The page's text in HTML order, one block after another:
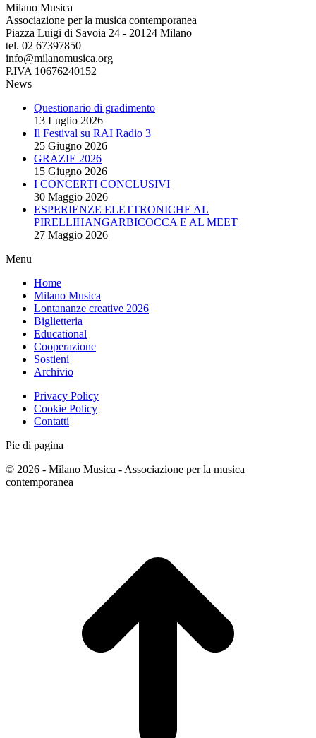
Milano Musica
Associazione per la musica contemporanea
Piazza Luigi di Savoia 24 - 20124 Milano
tel. 02 67397850
info@milanomusica.org
P.IVA 10676240152
News
Questionario di gradimento
13 Luglio 2026
Il Festival su RAI Radio 3
25 Giugno 2026
GRAZIE 2026
15 Giugno 2026
I CONCERTI CONCLUSIVI
30 Maggio 2026
ESPERIENZE ELETTRONICHE AL
PIRELLIHANGARBICOCCA E AL MEET
27 Maggio 2026
Menu
Home
Milano Musica
Lontananze creative 2026
Biglietteria
Educational
Cooperazione
Sostieni
Archivio
Privacy Policy
Cookie Policy
Contatti
Pie di pagina
© 2026 - Milano Musica - Associazione per la musica
contemporanea